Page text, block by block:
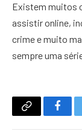
Existem muitos
assistir online,
crime e muito
sempre uma
Copy